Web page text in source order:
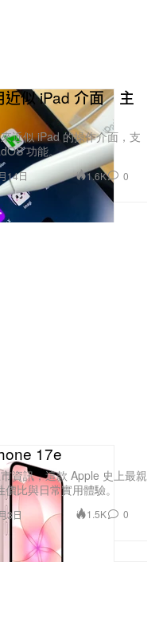
近似 iPad 介面 主
近似 iPad 的操作介面，支
功能。
14日 1.6K 0
17e
資訊，這款 Apple 史上最親
比與日常實用體驗。
3日 1.5K 0